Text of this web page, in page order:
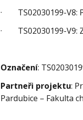
· TS02030199-V8:
· TS02030199-V9:
Označení:
Partneři projektu:
Pardubice – Fakulta